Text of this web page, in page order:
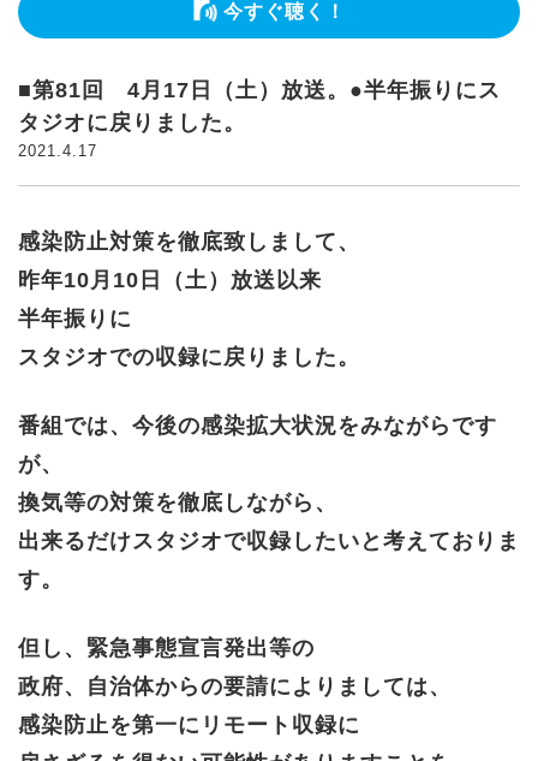
今すぐ聴く！
■第81回 4月17日（土）放送。●半年振りにス
タジオに戻りました。
2021.4.17
感染防止対策を徹底致しまして、
昨年10月10日（土）放送以来
半年振りに
スタジオでの収録に戻りました。
番組では、今後の感染拡大状況をみながらです
が、
換気等の対策を徹底しながら、
出来るだけスタジオで収録したいと考えておりま
す。
但し、緊急事態宣言発出等の
政府、自治体からの要請によりましては、
感染防止を第一にリモート収録に